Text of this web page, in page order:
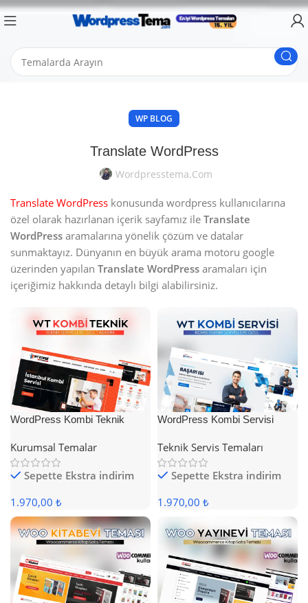
WP BLOG
Translate WordPress
Wordpresstema.com
Translate WordPress konusunda wordpress kullanıcılarına
özel olarak hazırlanan içerik sayfamız ile Translate
WordPress aramalarına yönelik çözüm ve datalar
sunmaktayız. Dünyanın en büyük arama motoru google
üzerinden yapılan Translate WordPress aramaları için
içeriğimiz hakkında detaylı bilgi alabilirsiniz.
WordPress Kombi Teknik
Kurumsal Temalar
Sepette Ekstra indirim
1.970,00 ₺
WordPress Kombi Servisi
Teknik Servis Temaları
Sepette Ekstra indirim
1.970,00 ₺